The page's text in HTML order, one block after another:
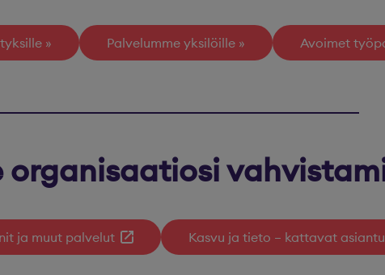
Palvelumme yksilöille Avoimet
organisaatiosi
ja muut palvelut Kasvu ja tieto – kattavat